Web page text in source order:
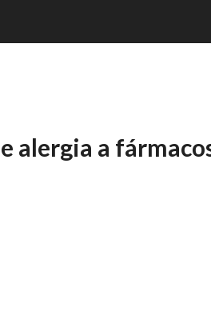
alergia a